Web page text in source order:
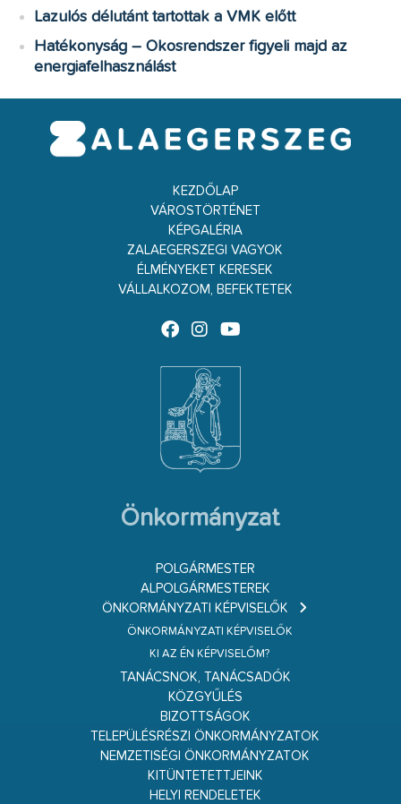
Lazulós délutánt tartottak a VMK előtt
Hatékonyság – Okosrendszer figyeli majd az
energiafelhasználást
KEZDŐLAP
VÁROSTÖRTÉNET
KÉPGALÉRIA
ZALAEGERSZEGI VAGYOK
ÉLMÉNYEKET KERESEK
VÁLLALKOZOM, BEFEKTETEK
Önkormányzat
POLGÁRMESTER
ALPOLGÁRMESTEREK
ÖNKORMÁNYZATI KÉPVISELŐK
ÖNKORMÁNYZATI KÉPVISELŐK
KI AZ ÉN KÉPVISELŐM?
TANÁCSNOK, TANÁCSADÓK
KÖZGYŰLÉS
BIZOTTSÁGOK
TELEPÜLÉSRÉSZI ÖNKORMÁNYZATOK
NEMZETISÉGI ÖNKORMÁNYZATOK
KITÜNTETETTJEINK
HELYI RENDELETEK